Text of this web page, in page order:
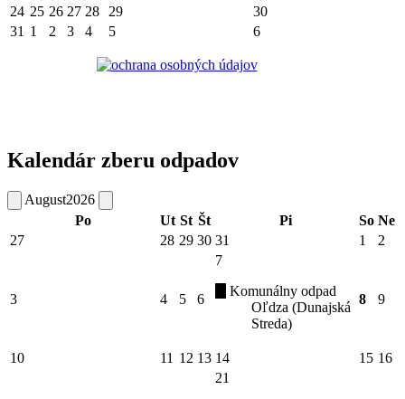
24 25 26 27 28 29
30
31 1 2 3 4 5 6
Kalendár zberu odpadov
August2026
Po
Ut St Št Pi So Ne
27
28 29 30 31 1 2
3 4 5 6
7
Komunálny odpad
Oľdza (Dunajská
Streda)
8 9
10 11 12 13 14 15 16
21